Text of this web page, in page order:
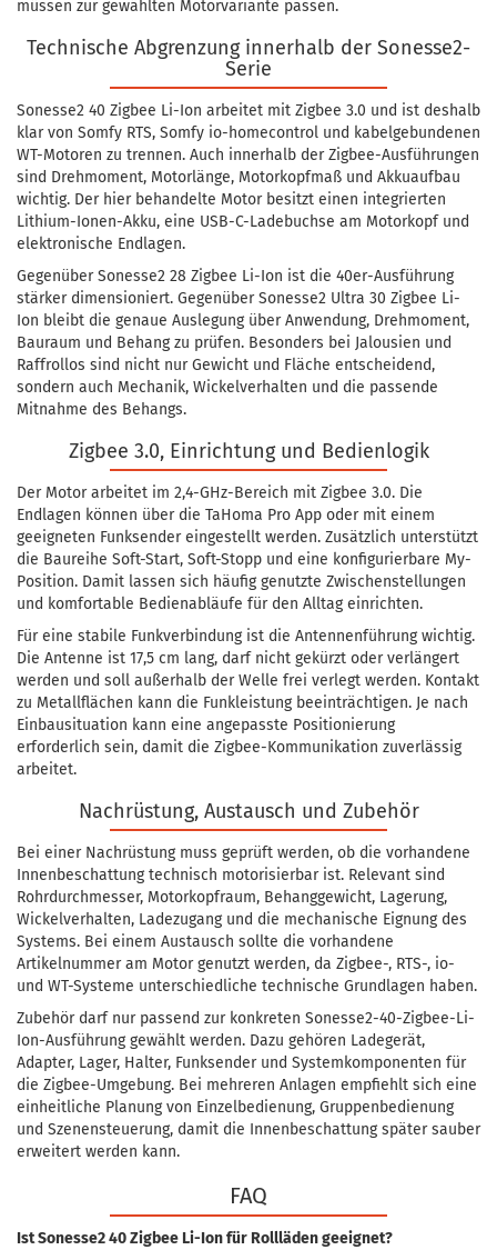
müssen zur gewählten Motorvariante passen.
Technische Abgrenzung innerhalb der Sonesse2-
Serie
Sonesse2 40 Zigbee Li-Ion arbeitet mit Zigbee 3.0 und ist deshalb
klar von Somfy RTS, Somfy io-homecontrol und kabelgebundenen
WT-Motoren zu trennen. Auch innerhalb der Zigbee-Ausführungen
sind Drehmoment, Motorlänge, Motorkopfmaß und Akkuaufbau
wichtig. Der hier behandelte Motor besitzt einen integrierten
Lithium-Ionen-Akku, eine USB-C-Ladebuchse am Motorkopf und
elektronische Endlagen.
Gegenüber Sonesse2 28 Zigbee Li-Ion ist die 40er-Ausführung
stärker dimensioniert. Gegenüber Sonesse2 Ultra 30 Zigbee Li-
Ion bleibt die genaue Auslegung über Anwendung, Drehmoment,
Bauraum und Behang zu prüfen. Besonders bei Jalousien und
Raffrollos sind nicht nur Gewicht und Fläche entscheidend,
sondern auch Mechanik, Wickelverhalten und die passende
Mitnahme des Behangs.
Zigbee 3.0, Einrichtung und Bedienlogik
Der Motor arbeitet im 2,4-GHz-Bereich mit Zigbee 3.0. Die
Endlagen können über die TaHoma Pro App oder mit einem
geeigneten Funksender eingestellt werden. Zusätzlich unterstützt
die Baureihe Soft-Start, Soft-Stopp und eine konfigurierbare My-
Position. Damit lassen sich häufig genutzte Zwischenstellungen
und komfortable Bedienabläufe für den Alltag einrichten.
Für eine stabile Funkverbindung ist die Antennenführung wichtig.
Die Antenne ist 17,5 cm lang, darf nicht gekürzt oder verlängert
werden und soll außerhalb der Welle frei verlegt werden. Kontakt
zu Metallflächen kann die Funkleistung beeinträchtigen. Je nach
Einbausituation kann eine angepasste Positionierung
erforderlich sein, damit die Zigbee-Kommunikation zuverlässig
arbeitet.
Nachrüstung, Austausch und Zubehör
Bei einer Nachrüstung muss geprüft werden, ob die vorhandene
Innenbeschattung technisch motorisierbar ist. Relevant sind
Rohrdurchmesser, Motorkopfraum, Behanggewicht, Lagerung,
Wickelverhalten, Ladezugang und die mechanische Eignung des
Systems. Bei einem Austausch sollte die vorhandene
Artikelnummer am Motor genutzt werden, da Zigbee-, RTS-, io-
und WT-Systeme unterschiedliche technische Grundlagen haben.
Zubehör darf nur passend zur konkreten Sonesse2-40-Zigbee-Li-
Ion-Ausführung gewählt werden. Dazu gehören Ladegerät,
Adapter, Lager, Halter, Funksender und Systemkomponenten für
die Zigbee-Umgebung. Bei mehreren Anlagen empfiehlt sich eine
einheitliche Planung von Einzelbedienung, Gruppenbedienung
und Szenensteuerung, damit die Innenbeschattung später sauber
erweitert werden kann.
FAQ
Ist Sonesse2 40 Zigbee Li-Ion für Rollläden geeignet?